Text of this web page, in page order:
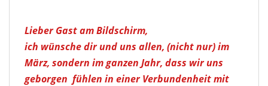
Lieber Gast am Bildschirm,
ich wünsche dir und uns allen, (nicht nur) im
März, sondern im ganzen Jahr, dass wir uns
geborgen fühlen in einer Verbundenheit mit